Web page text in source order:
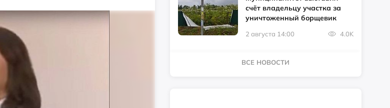
счёт владельцу участка за
уничтоженный борщевик
2 августа 14:00 4.0K
ВСЕ НОВОСТИ